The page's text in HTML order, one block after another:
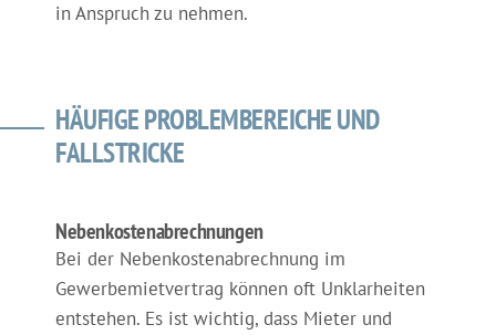
in Anspruch zu nehmen.
HÄUFIGE PROBLEMBEREICHE UND
FALLSTRICKE
Nebenkostenabrechnungen
Bei der Nebenkostenabrechnung im
Gewerbemietvertrag können oft Unklarheiten
entstehen. Es ist wichtig, dass Mieter und